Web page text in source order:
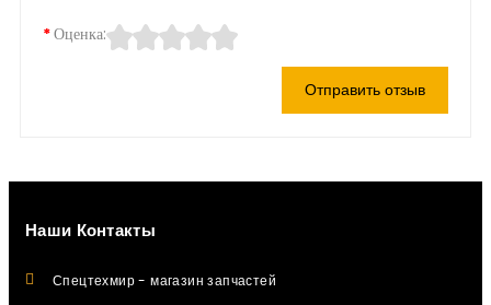
Оценка:
Отправить отзыв
Наши Контакты
Спецтехмир - магазин запчастей